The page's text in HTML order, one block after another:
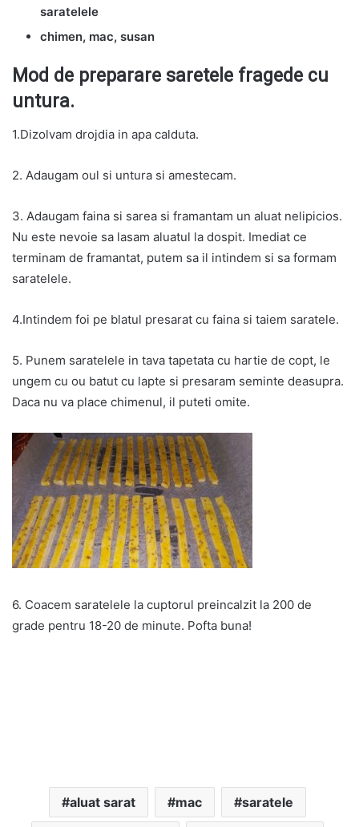
saratelele
chimen, mac, susan
Mod de preparare saretele fragede cu
untura.
1.Dizolvam drojdia in apa calduta.
2. Adaugam oul si untura si amestecam.
3. Adaugam faina si sarea si framantam un aluat nelipicios.
Nu este nevoie sa lasam aluatul la dospit. Imediat ce
terminam de framantat, putem sa il intindem si sa formam
saratelele.
4.Intindem foi pe blatul presarat cu faina si taiem saratele.
5. Punem saratelele in tava tapetata cu hartie de copt, le
ungem cu ou batut cu lapte si presaram seminte deasupra.
Daca nu va place chimenul, il puteti omite.
6. Coacem saratelele la cuptorul preincalzit la 200 de
grade pentru 18-20 de minute. Pofta buna!
aluat sarat mac saratele